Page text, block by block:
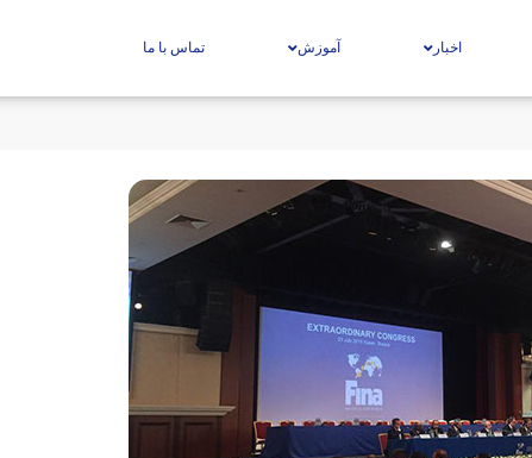
اخبار آموزش تماس با ما